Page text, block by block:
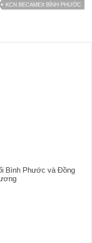
KCN BECAMEX BÌNH PHƯỚC
Bình Phước và Đồng